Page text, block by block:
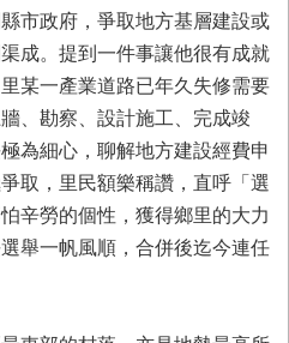
市政府，爭取地方基層建設或
成。提到一件事讓他很有成就
某一產業道路已年久失修需要
、勘察、設計施工、完成竣
為細心，聊解地方建設經費申
取，里民額樂稱讚，直呼「選
辛勞的個性，獲得鄉里的大力
舉一帆風順，合併後迄今連任